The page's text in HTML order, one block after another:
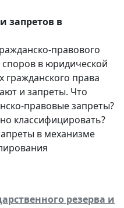
запретов в
правового
в юридической
гражданского права
и запреты. Что
правовые запреты?
классифицировать?
в механизме
резерва и